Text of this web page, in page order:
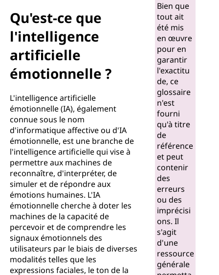
Qu'est-ce que
l'intelligence
artificielle
émotionnelle ?
L'intelligence artificielle
émotionnelle (IA), également
connue sous le nom
d'informatique affective ou d'IA
émotionnelle, est une branche de
l'intelligence artificielle qui vise à
permettre aux machines de
reconnaître, d'interpréter, de
simuler et de répondre aux
émotions humaines. L'IA
émotionnelle cherche à doter les
machines de la capacité de
percevoir et de comprendre les
signaux émotionnels des
utilisateurs par le biais de diverses
modalités telles que les
expressions faciales, le ton de la
Bien que
tout ait
été mis
en œuvre
pour en
garantir
l'exactitu
de, ce
glossaire
n'est
fourni
qu'à titre
de
référence
et peut
contenir
des
erreurs
ou des
imprécisi
ons. Il
s'agit
d'une
ressource
générale